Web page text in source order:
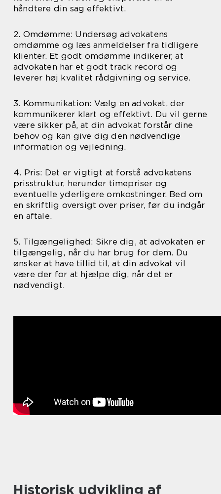
håndtere din sag effektivt.
2. Omdømme: Undersøg advokatens
omdømme og læs anmeldelser fra tidligere
klienter. Et godt omdømme indikerer, at
advokaten har et godt track record og
leverer høj kvalitet rådgivning og service.
3. Kommunikation: Vælg en advokat, der
kommunikerer klart og effektivt. Du vil gerne
være sikker på, at din advokat forstår dine
behov og kan give dig den nødvendige
information og vejledning.
4. Pris: Det er vigtigt at forstå advokatens
prisstruktur, herunder timepriser og
eventuelle yderligere omkostninger. Bed om
en skriftlig oversigt over priser, før du indgår
en aftale.
5. Tilgængelighed: Sikre dig, at advokaten er
tilgængelig, når du har brug for dem. Du
ønsker at have tillid til, at din advokat vil
være der for at hjælpe dig, når det er
nødvendigt.
Historisk udvikling af